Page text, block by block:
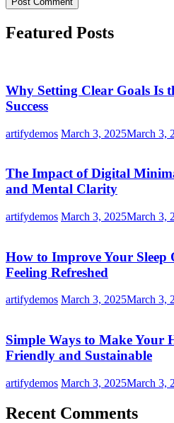
Featured Posts
Why Setting Clear Goals Is
Success
artifydemos March 3, 2025March 3,
The Impact of Digital
and Mental Clarity
artifydemos March 3, 2025March 3,
How to Improve Your Sleep
Feeling Refreshed
artifydemos March 3, 2025March 3,
Simple Ways to Make Your
Friendly and Sustainable
artifydemos March 3, 2025March 3,
Recent Comments